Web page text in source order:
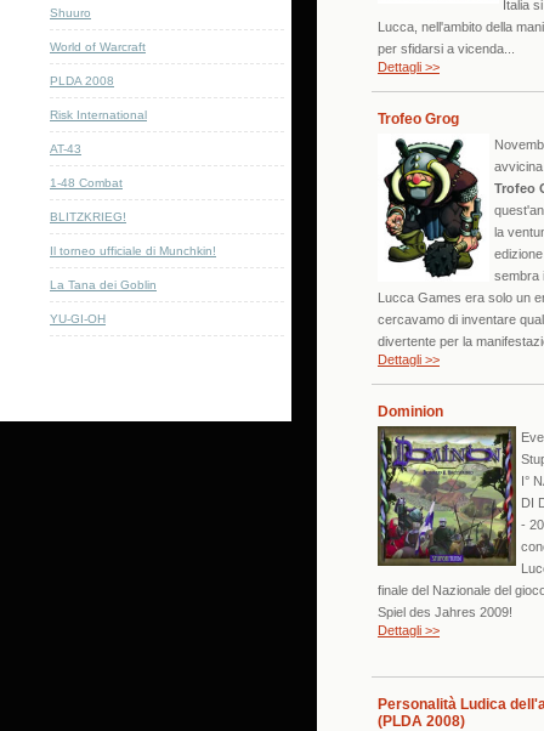
Shuuro
World of Warcraft
PLDA 2008
Risk International
AT-43
1-48 Combat
BLITZKRIEG!
Il torneo ufficiale di Munchkin!
La Tana dei Goblin
YU-GI-OH
Italia
Lucca, nell'ambito della
per sfidarsi a vicenda...
Dettagli >>
Trofeo Grog
Trofeo
la
sembra
Lucca Games era solo un
cercavamo di inventare
divertente per la
Dettagli >>
Dominion
I°
DI
-
finale del Nazionale del
Spiel des Jahres 2009!
Dettagli >>
Personalità Ludica
(PLDA 2008)